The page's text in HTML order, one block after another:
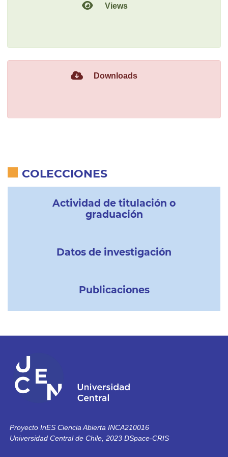
Views
Downloads
COLECCIONES
Actividad de titulación o
graduación
Datos de investigación
Publicaciones
Proyecto InES Ciencia Abierta INCA210016
Universidad Central de Chile, 2023 DSpace-CRIS